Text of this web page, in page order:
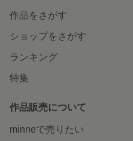
作品をさがす
ショップをさがす
ランキング
特集
作品販売について
minneで売りたい